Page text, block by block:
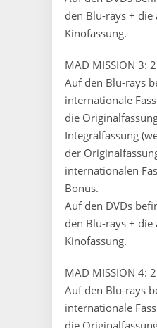
den Blu-rays + die
Kinofassung.
MAD MISSION 3:
Auf den Blu-rays
internationale
die
Integralfassung
der
internationalen
Bonus.
Auf den DVDs
den Blu-rays + die
Kinofassung.
MAD MISSION 4:
Auf den Blu-rays
internationale
die